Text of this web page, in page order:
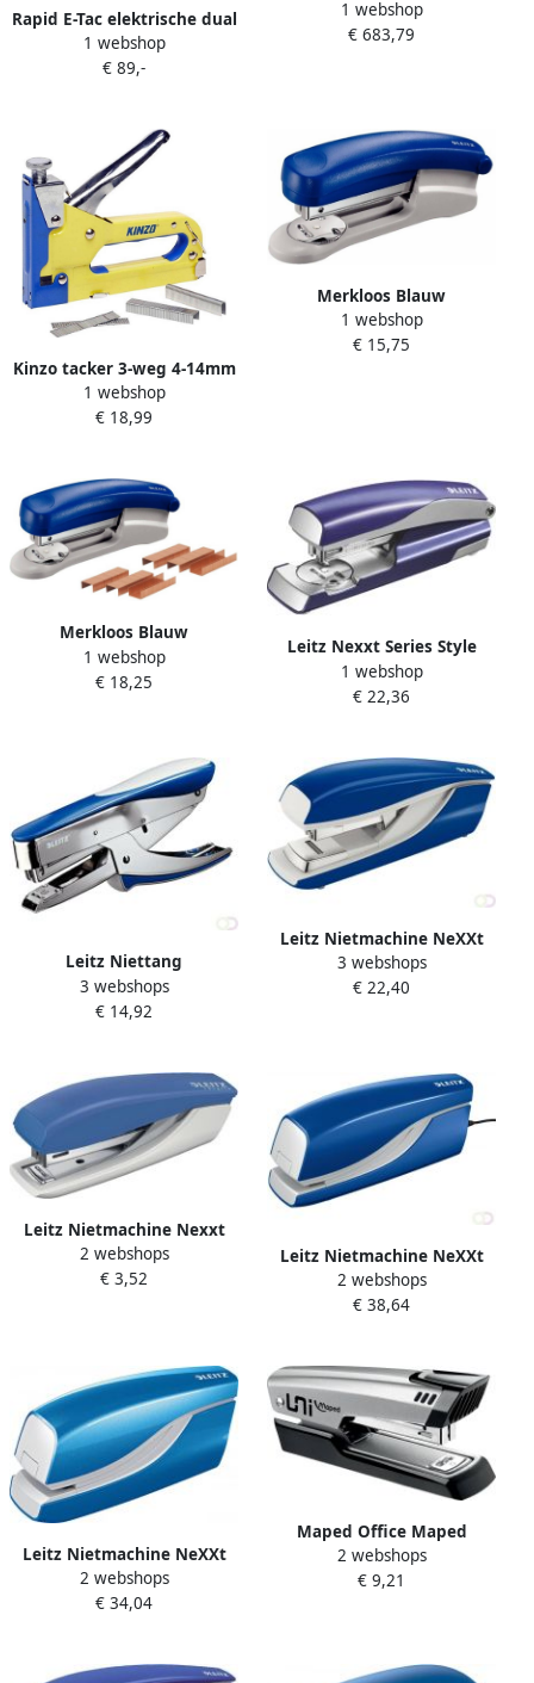
Rapid E-Tac elektrische dual
tacker voor nieten 140 en
brads 8
1 webshop
€ 89,-
nietmachine blauw 30 stuks
1 webshop
€ 683,79
Kinzo tacker 3-weg 4-14mm
met nieten krammen en
spijkers
1 webshop
€ 18,99
Merkloos Blauw
nietapparaat van Leitz 11 5
cm Nietmachine
1 webshop
€ 15,75
Merkloos Blauw
nietapparaat van Leitz 11 5
cm inclusief 1000 nietjes
1 webshop
€ 18,25
Leitz Nexxt Series Style
Metalen
Kantoornietmachine
1 webshop
€ 22,36
Leitz Niettang
bovenlaadmodel P3 30 vel
blauw
3 webshops
€ 14,92
Leitz Nietmachine NeXXt
5523 Flat Clinch 40vel 24 6
blauw
3 webshops
€ 22,40
Leitz Nietmachine Nexxt
Recycle mini 10 vel blauw
2 webshops
€ 3,52
Leitz Nietmachine NeXXt
elektrisch contactloos 10
vel blauw
2 webshops
€ 38,64
Leitz Nietmachine NeXXt
WOW contactloos elektrisch
10 vel blauw
2 webshops
€ 34,04
Maped Office Maped
nietmachine Universal
MÃÂ©tal
2 webshops
€ 9,21